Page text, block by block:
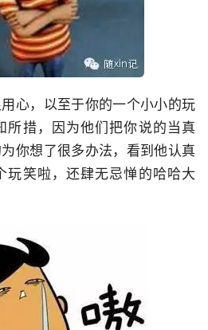
心，以至于你的一个小小的玩
所措，因为他们把你说的当真
你想了很多办法，看到他认真
玩笑啦，还肆无忌惮的哈哈大